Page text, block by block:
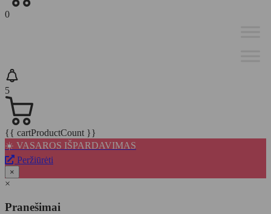
0
5
{{ cartProductCount }}
☀️ VASAROS IŠPARDAVIMAS
Peržiūrėti
×
×
Pranešimai